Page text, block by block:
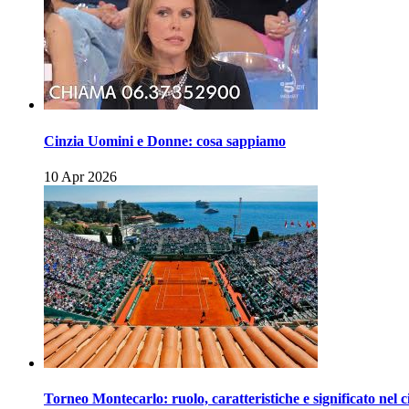
Cinzia Uomini e Donne: cosa sappiamo
10 Apr 2026
Torneo Montecarlo: ruolo, caratteristiche e significato nel